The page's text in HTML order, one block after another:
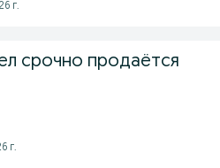
г.
срочно продаётся
г.